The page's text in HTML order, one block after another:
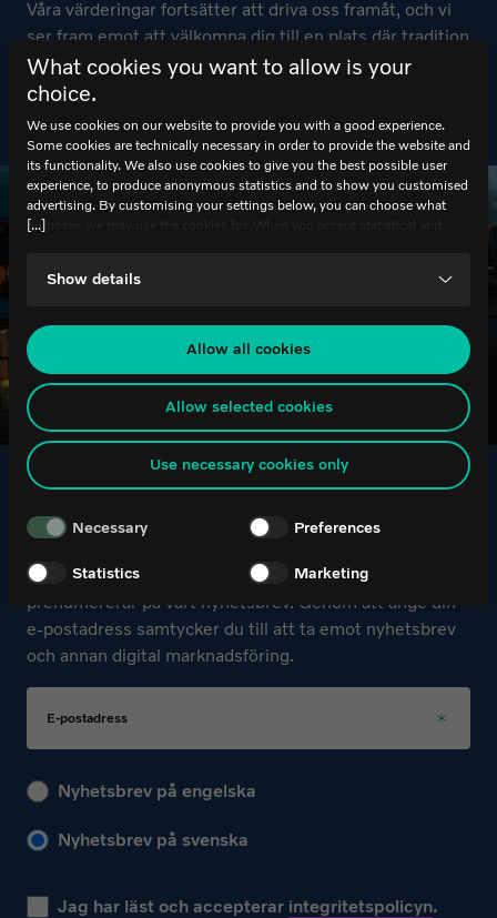
What cookies you want to allow is your
choice.
[...]
We use cookies on our website to provide you with a good experience.
Some cookies are technically necessary in order to provide the website and
its functionality. We also use cookies to give you the best possible user
experience, to produce anonymous statistics and to show you customised
advertising. By customising your settings below, you can choose what
purposes we may use the cookies for. When you accept statistical and
companies concerned. For example, U.S. law does not meet all the
certain risks to your personal data. The companies concerned must provide
data to U.S. law enforcement authorities if they receive such a request. It
can be difficult or impossible for you to assert your rights, such as the
right for deletion, with respect to any personal data that has been obtained
from the law enforcement authorities. By accepting statistics and
marketing cookies below, you agree the transfer of data to third countries.
If you have any questions or comments about our use of cookies, please
contact it@worldofvolvo.
Show details
Allow all cookies
Allow selected cookies
Use necessary cookies only
Necessary Preferences
Statistics Marketing
Våra värderingar fortsätter att driva oss framåt, och vi
ser fram emot att välkomna dig till en plats där tradition
möter innovation. Kom och upptäck World of Volvo –
där varje detalj berättar en historia om en passion för
kvalitet, innovation och hållbarhet.
HEJ!
Var först med det senaste!
World of Volvo och få 10 % rabatt i vår shop när du
prenumererar på vårt nyhetsbrev. Genom att ange din
e-postadress samtycker du till att ta emot nyhetsbrev
och annan digital marknadsföring.
E-postadress
Välj ditt språk för kommande nyhetsbrev
Nyhetsbrev på engelska
Nyhetsbrev på svenska
Jag har läst och accepterar integritetspolicyn.